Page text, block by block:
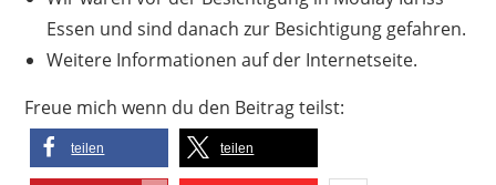
Essen und sind danach zur Besichtigung gefahren.
Weitere Informationen auf der Internetseite.
Freue mich wenn du den Beitrag teilst:
teilen teilen